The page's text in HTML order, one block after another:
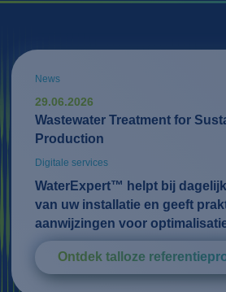
News
29.06.2026
Wastewater Treatment for
Production
Digitale services
WaterExpert™ helpt bij
van uw installatie en geeft
aanwijzingen voor
Ontdek talloze